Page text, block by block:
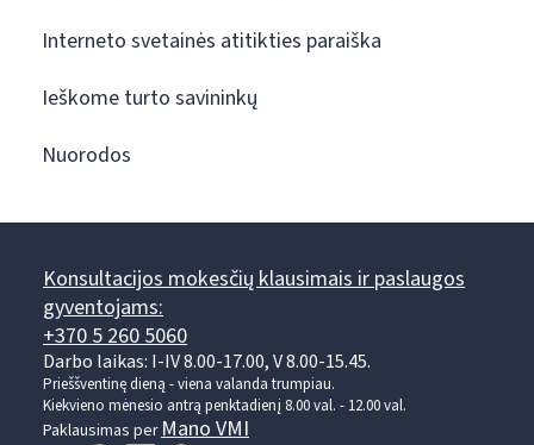
Interneto svetainės atitikties paraiška
Ieškome turto savininkų
Nuorodos
Konsultacijos mokesčių klausimais ir paslaugos
gyventojams:
+370 5 260 5060
Darbo laikas: I-IV 8.00-17.00, V 8.00-15.45.
Prieššventinę dieną - viena valanda trumpiau.
Kiekvieno mėnesio antrą penktadienį 8.00 val. - 12.00 val.
Paklausimas per Mano VMI